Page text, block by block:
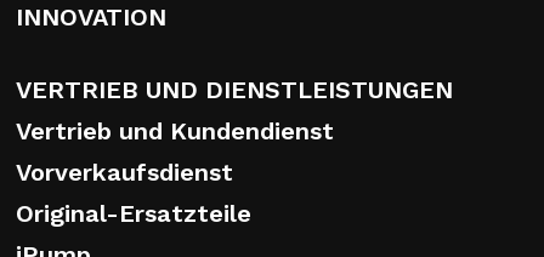
INNOVATION
VERTRIEB UND DIENSTLEISTUNGEN
Vertrieb und Kundendienst
Vorverkaufsdienst
Original-Ersatzteile